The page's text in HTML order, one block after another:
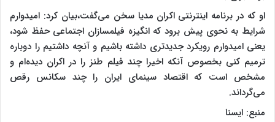
او که در برنامه اینترنتی اکران مدیا سخن می‌گفت،بیان کرد: امیدوارم
شرایط به نحوی پیش برود که انگیزه فیلمسازان اجتماعی حفظ شود،
یعنی امیدوارم رویکرد جدیدتری داشته باشیم و آنچه داشتیم را دوباره
ترمیم کنی بخصوص آنکه اخیرا چند فیلم طنز را در اکران دیده‌ام و
مشخص است که اقتصاد سینمای ایران را چند سکانس رقص
می‌گرداند.
منبع: ایسنا